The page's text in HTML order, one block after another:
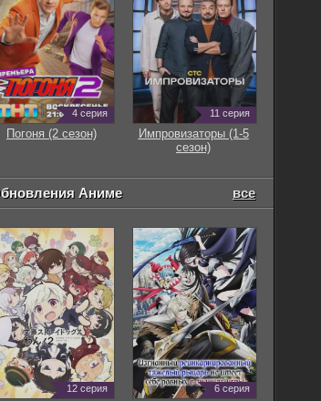
4 серия
Погоня (2 сезон)
11 серия
Импровизаторы (1-5
сезон)
Аниме все
12 серия 6 серия